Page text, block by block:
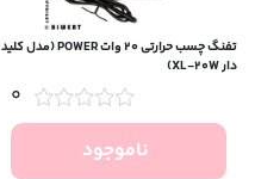
تفنگ چسب حرارتی ۲۰ وات POWER (مدل کلید
دار XL-20W)
0
ناموجود